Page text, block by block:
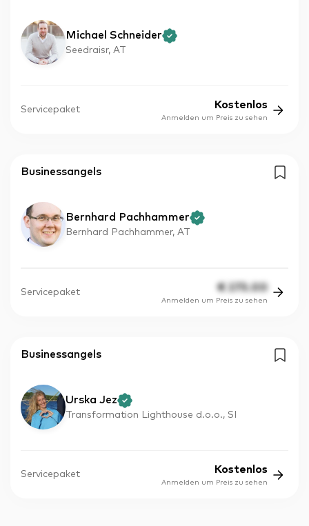
Michael Schneider
Seedraisr, AT
Servicepaket Kostenlos
Anmelden um Preis zu sehen
Businessangels
Bernhard Pachhammer
Bernhard Pachhammer, AT
Servicepaket € 275.00
Anmelden um Preis zu sehen
Businessangels
Urska Jez
Transformation Lighthouse d.o.o., SI
Servicepaket Kostenlos
Anmelden um Preis zu sehen